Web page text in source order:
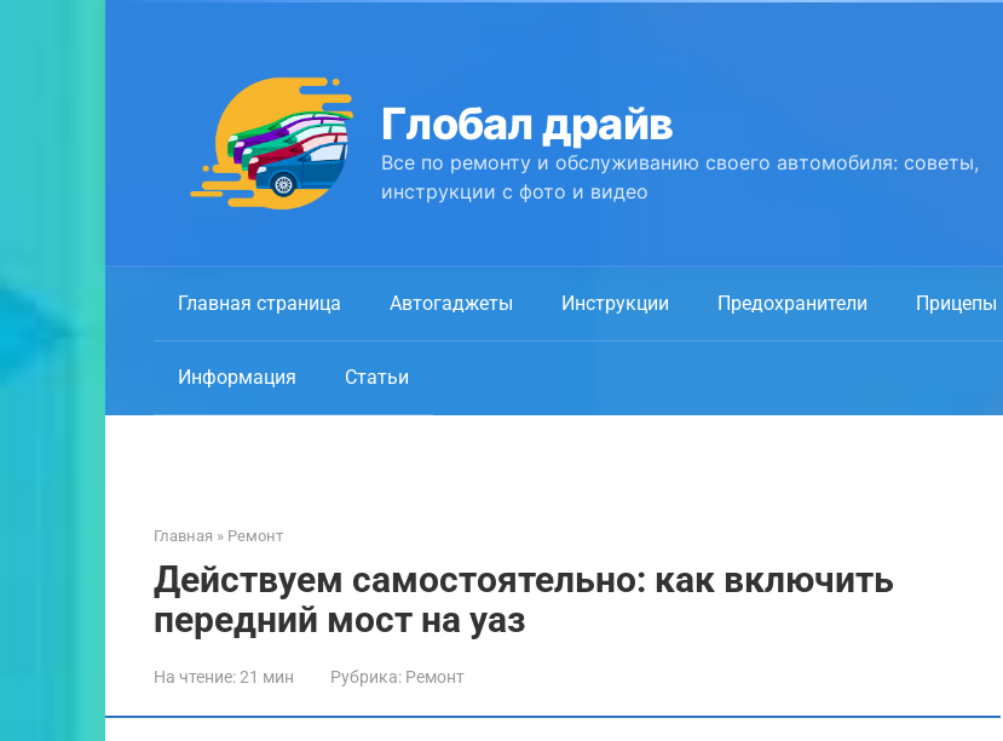
Глобал драйв
Все по ремонту и обслуживанию своего автомобиля: советы,
инструкции с фото и видео
Главная страница Автогаджеты Инструкции Предохранители Прицепы
Информация Статьи
Главная » Ремонт
Действуем самостоятельно: как включить
передний мост на уаз
На чтение:21 мин Рубрика: Ремонт